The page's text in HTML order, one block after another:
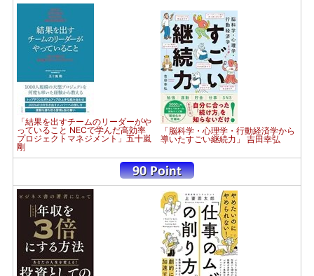
「結果を出すチームのリーダーがや
っていること NECで学んだ高効率
プロジェクトマネジメント」五十嵐
剛
「脳科学・心理学・行動経済学から
導いたすごい継続力」 吉田幸弘